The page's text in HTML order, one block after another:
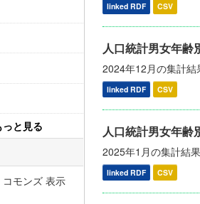
と見る
モンズ 表示
linked RDF CSV
人口統計男女年齢
2024年12月の集計結
linked RDF CSV
人口統計男女年齢
2025年1月の集計結果
linked RDF CSV